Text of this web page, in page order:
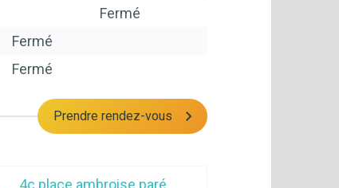
Fermé
Fermé
Fermé
Prendre rendez-vous
4c place ambroise paré